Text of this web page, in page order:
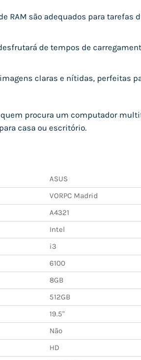
RAM são adequados para tarefas
desfrutará de tempos de
claras e nítidas, perfeitas
quem procura um computador
casa ou escritório.
ASUS
VORPC Madrid
A4321
Intel
i3
6100
8GB
512GB
19.5"
Não
HD